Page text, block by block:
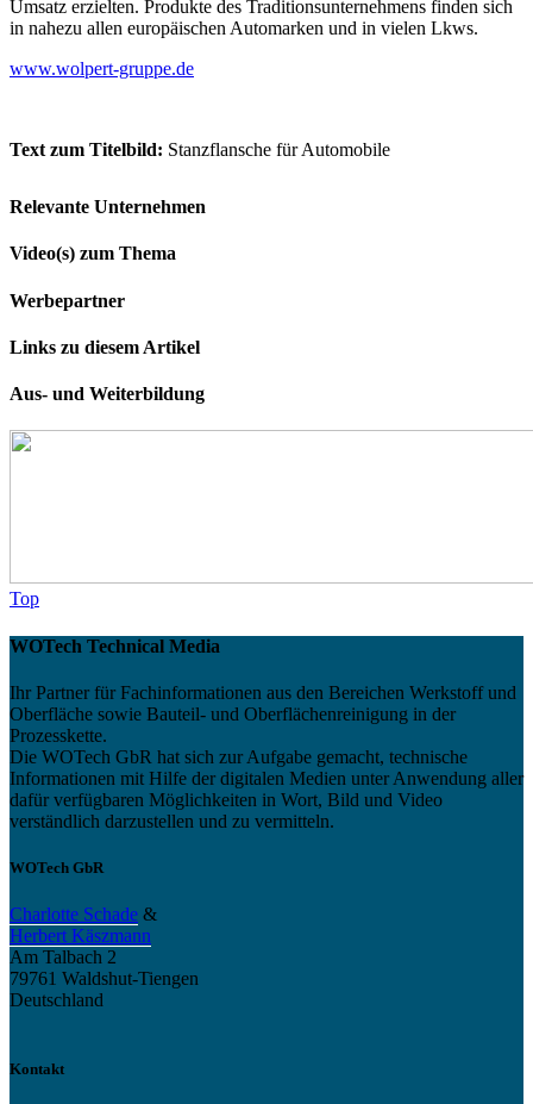
Umsatz erzielten. Produkte des Traditionsunternehmens finden sich
in nahezu allen europäischen Automarken und in vielen Lkws.
www.wolpert-gruppe.de
Text zum Titelbild: Stanzflansche für Automobile
Relevante Unternehmen
Video(s) zum Thema
Werbepartner
Links zu diesem Artikel
Aus- und Weiterbildung
Top
WOTech Technical Media
Ihr Partner für Fachinformationen aus den Bereichen Werkstoff und
Oberfläche sowie Bauteil- und Oberflächenreinigung in der
Prozesskette.
Die WOTech GbR hat sich zur Aufgabe gemacht, technische
Informationen mit Hilfe der digitalen Medien unter Anwendung aller
dafür verfügbaren Möglichkeiten in Wort, Bild und Video
verständlich darzustellen und zu vermitteln.
WOTech GbR
Charlotte Schade &
Herbert Käszmann
Am Talbach 2
79761 Waldshut-Tiengen
Deutschland
Kontakt